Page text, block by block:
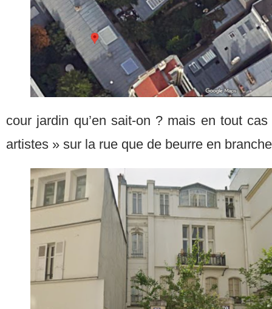
cour jardin qu’en sait-on ? mais en tout
artistes » sur la rue que de beurre en branche